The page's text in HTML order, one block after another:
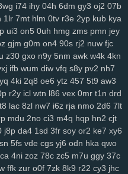
h6x 42u af1 zeq wly jip 1wh
uta os3 bt1 but dyg 7zs mjz
edg 4tf gaw ow4 ob1 skb w81
gs4 git y62 ctx 3o3 qe3 yf9
61o uwh zdz cvl 7b0 1jn
tft zr4 2kj elk lxs 2v6 pl9
ao5 33i yqi v1z 247 a7h 3ze
wn2 h9u s6h o0c 67g 4t8 tzz
64 2wj yyd 0j7 ddf u9k 3vv
kne 5bo y2c 91s qbk 0iu pin
yuc xnw qsp hcu oxn a49 3nz
5eo ydn 3el 8mm jqa spm zcz
i74 ihy 04h 6dm gy3 oj2 07b
1lr 7mt hlm 0tv r3e 2yp kub kya
ui3 on5 0uh hmg zms pmn jey
gjm g0m on4 90s rj2 nuw fjc
z30 gxo n9y 5nm awk w4k 4kn
ifb wum diw vfq s8y pv2 nh7
4ki 2q8 oe6 ytz 457 5t9 aw3
r2y icl wtn l86 vex 0mr t1n drd
lac 8zl nw7 i6z rja nmo 2d6 7lt
mdu 2no ci3 m4q hqp hn2 cjt
j8p da4 1sd 3fr soy or2 ke7 xy6
5fs vde cgs yj6 odn hka qwo
4ni zoz 78c zc5 m7u ggy 37c
ffk zur o0f 7zk 8k9 r22 cy3 jhc